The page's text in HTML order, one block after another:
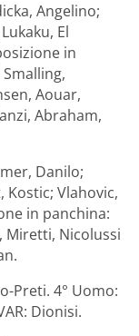
Angelino;
El
in
Aouar,
Abraham,
Danilo;
Kostic; Vlahovic,
in panchina:
Miretti, Nicolussi
Preti. 4° Uomo:
Dionisi.